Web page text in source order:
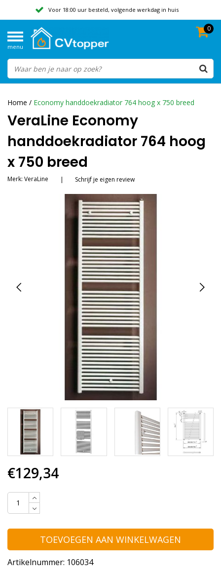
Voor 18:00 uur besteld, volgende werkdag in huis
Beoordeeld met een 9,8
menu
0
Home / Economy handdoekradiator 764 hoog x 750 breed
VeraLine Economy
handdoekradiator 764 hoog
x 750 breed
Merk: VeraLine | Schrijf je eigen review
€129,34
TOEVOEGEN AAN WINKELWAGEN
Artikelnummer: 106034